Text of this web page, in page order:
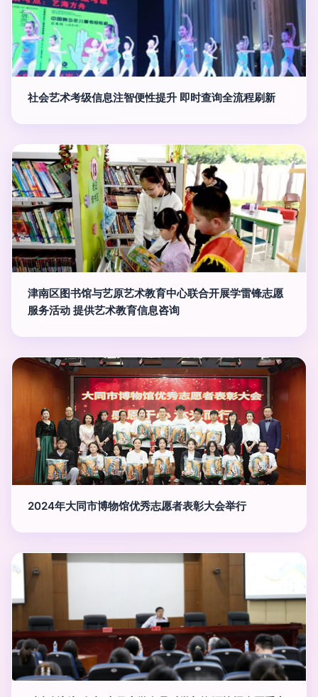
社会艺术考级信息注智便性提升 即时查询全流程刷新
津南区图书馆与艺原艺术教育中心联合开展学雷锋志愿
服务活动 提供艺术教育信息咨询
2024年大同市博物馆优秀志愿者表彰大会举行